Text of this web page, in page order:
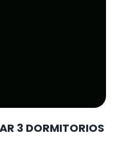
3 DORMITORIOS